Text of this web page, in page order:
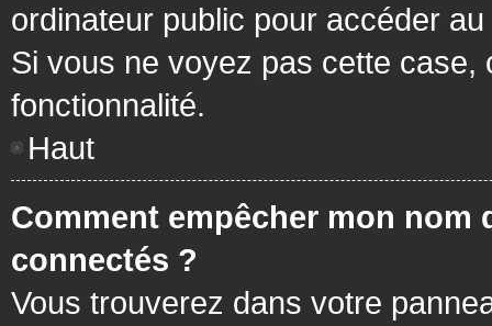
ordinateur public pour accéder
Si vous ne voyez pas cette case,
fonctionnalité.
Haut
Comment empêcher mon nom
connectés ?
Vous trouverez dans votre